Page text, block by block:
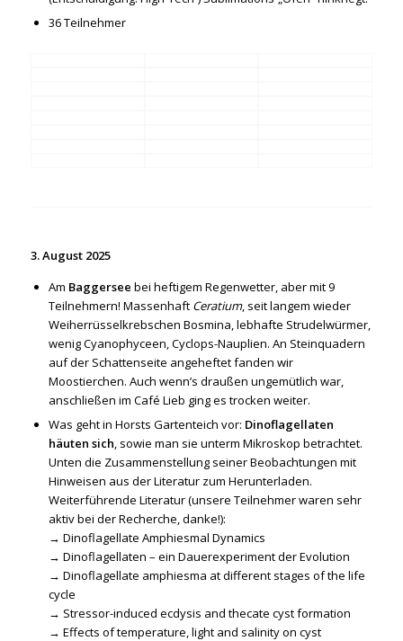
36 Teilnehmer
3. August 2025
Am Baggersee bei heftigem Regenwetter, aber mit 9
Teilnehmern! Massenhaft Ceratium, seit langem wieder
Weiherrüsselkrebschen Bosmina, lebhafte Strudelwürmer,
wenig Cyanophyceen, Cyclops-Nauplien. An Steinquadern
auf der Schattenseite angeheftet fanden wir
Moostierchen. Auch wenn’s draußen ungemütlich war,
anschließen im Café Lieb ging es trocken weiter.
Was geht in Horsts Gartenteich vor: Dinoflagellaten
häuten sich, sowie man sie unterm Mikroskop betrachtet.
Unten die Zusammenstellung seiner Beobachtungen mit
Hinweisen aus der Literatur zum Herunterladen.
Weiterführende Literatur (unsere Teilnehmer waren sehr
aktiv bei der Recherche, danke!):
→ Dinoflagellate Amphiesmal Dynamics
→ Dinoflagellaten – ein Dauerexperiment der Evolution
→ Dinoflagellate amphiesma at different stages of the life
cycle
→ Stressor-induced ecdysis and thecate cyst formation
→ Effects of temperature, light and salinity on cyst